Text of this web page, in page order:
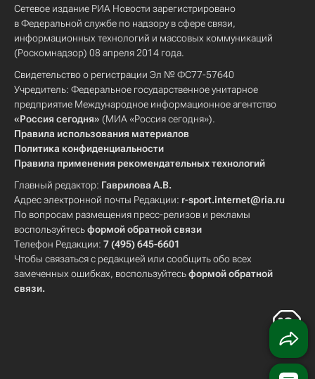
Сетевое издание РИА Новости зарегистрировано
в Федеральной службе по надзору в сфере связи,
информационных технологий и массовых коммуникаций
(Роскомнадзор) 08 апреля 2014 года.
Свидетельство о регистрации Эл № ФС77-57640
Учредитель: Федеральное государственное унитарное
предприятие Международное информационное агентство
«Россия сегодня» (МИА «Россия сегодня»).
Правила использования материалов
Политика конфиденциальности
Правила применения рекомендательных технологий
Главный редактор: Гаврилова А.В.
Адрес электронной почты Редакции: r-sport.internet@ria.ru
По вопросам размещения пресс-релизов и рекламы
воспользуйтесьформой обратной связи
Телефон Редакции: 7 (495) 645-6601
Чтобы связаться с редакцией или сообщить обо всех
замеченных ошибках, воспользуйтесьформой обратной
связи.